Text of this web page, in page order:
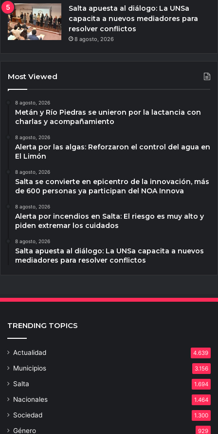
Salta apuesta al diálogo: La UNSa
capacita a nuevos mediadores para
resolver conflictos
8 agosto, 2026
Most Viewed
8 agosto, 2026
Metán y Río Piedras se unieron por la lactancia con
charlas y acompañamiento
8 agosto, 2026
Alerta por las algas: Reforzaron el control del agua en
El Limón
8 agosto, 2026
Salta se convierte en epicentro de la innovación, más
de 600 personas ya participan del NOA Innova
8 agosto, 2026
Alerta por incendios en Salta: El riesgo es muy alto y
piden extremar los cuidados
8 agosto, 2026
Salta apuesta al diálogo: La UNSa capacita a nuevos
mediadores para resolver conflictos
TRENDING TOPICS
Actualidad 4.639
Municipios 3.156
Salta 1.694
Nacionales 1.464
Sociedad 1.300
Género 929